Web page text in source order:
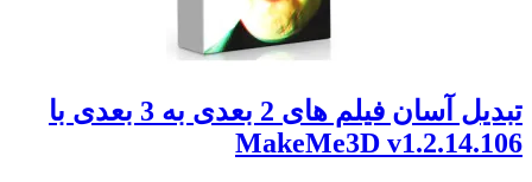
تبدیل آسان فیلم های 2 بعدی به 3 بعدی با
MakeMe3D v1.2.14.106